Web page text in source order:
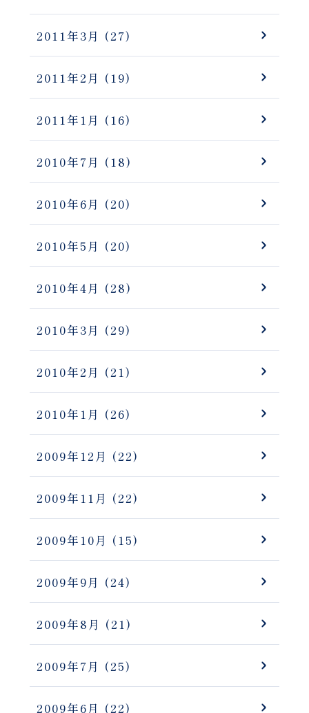
2011年3月 (27)
2011年2月 (19)
2011年1月 (16)
2010年7月 (18)
2010年6月 (20)
2010年5月 (20)
2010年4月 (28)
2010年3月 (29)
2010年2月 (21)
2010年1月 (26)
2009年12月 (22)
2009年11月 (22)
2009年10月 (15)
2009年9月 (24)
2009年8月 (21)
2009年7月 (25)
2009年6月 (22)